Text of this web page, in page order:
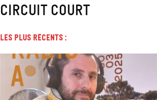
circuit court
Les plus récents :